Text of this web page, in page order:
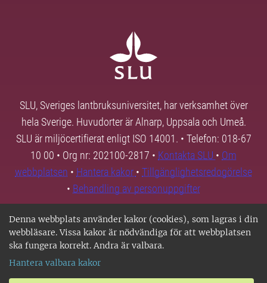
Denna webbplats använder kakor (cookies), som lagras i din
webbläsare. Vissa kakor är nödvändiga för att webbplatsen
ska fungera korrekt. Andra är valbara.
Hantera valbara kakor
SLU, Sveriges lantbruksuniversitet, har verksamhet över
hela Sverige. Huvudorter är Alnarp, Uppsala och Umeå.
SLU är miljöcertifierat enligt ISO 14001. • Telefon: 018-67
10 00 • Org nr: 202100-2817 • Kontakta SLU • Om
webbplatsen • Hantera kakor • Tillgänglighetsredogörelse
• Behandling av personuppgifter